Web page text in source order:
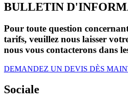
BULLETIN
Pour toute question
tarifs, veuillez nous laisser
nous vous contacterons dans
DEMANDEZ UN DEVIS DÈS
Sociale